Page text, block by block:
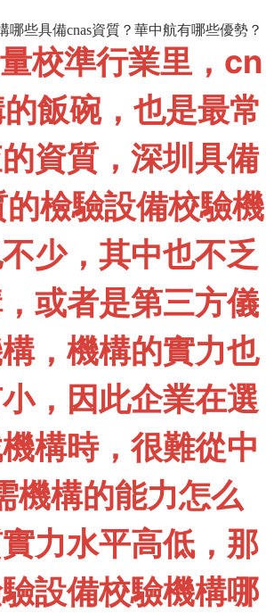
哪些具備cnas資質？華中航有哪些優勢？
校準行業里，cn
飯碗，也是最常
資質，深圳具備
檢驗設備校驗機
少，其中也不乏
或者是第三方儀
，機構的實力也
，因此企業在選
構時，很難從中
機構的能力怎么
力水平高低，那
設備校驗機構哪